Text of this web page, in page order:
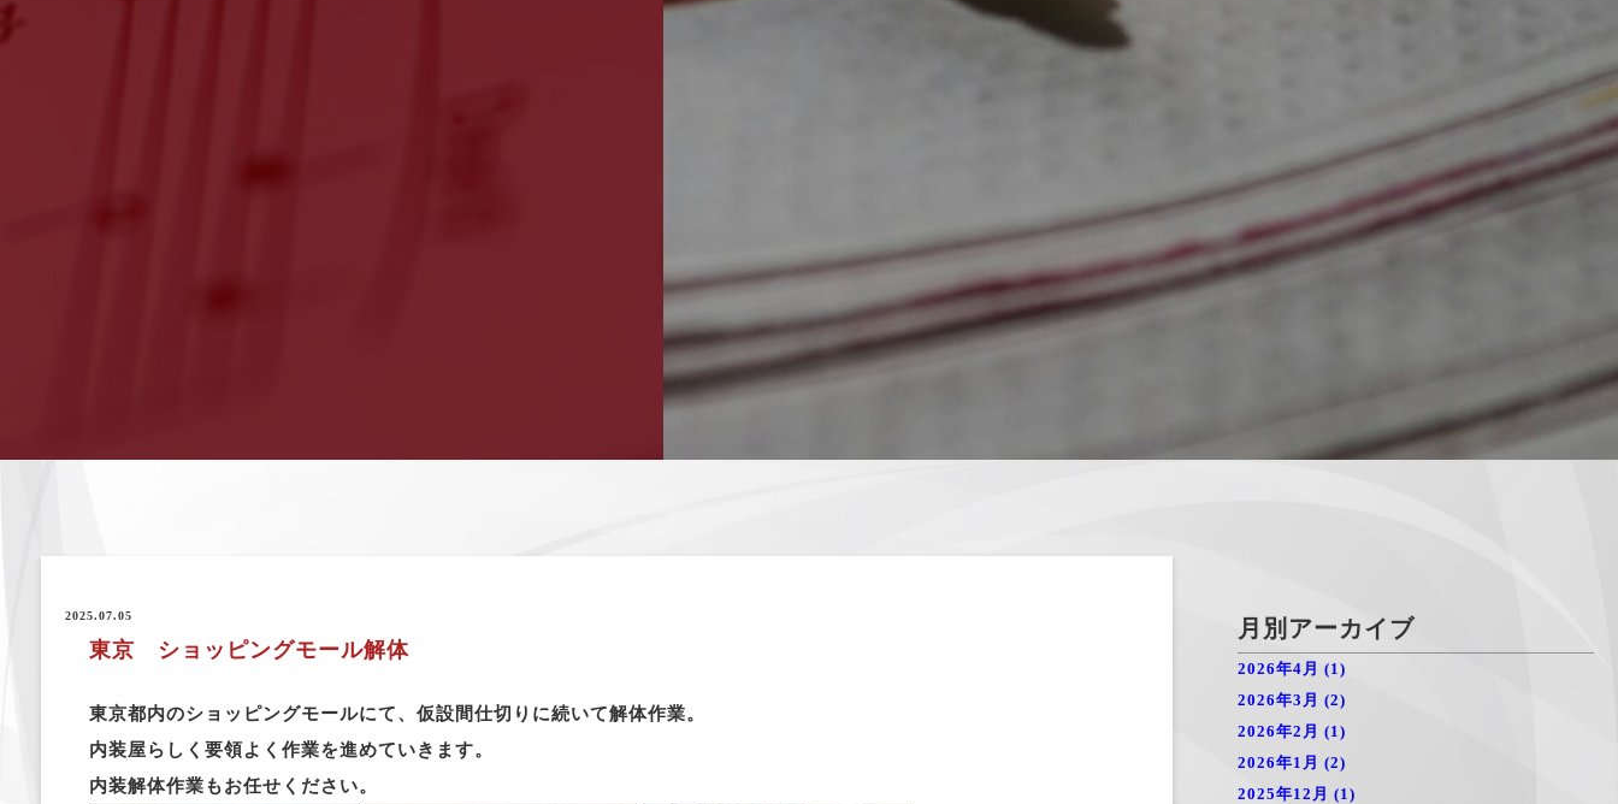
2025.07.05
東京 ショッピングモール解体
東京都内のショッピングモールにて、仮設間仕切りに続いて解体作業。
内装屋らしく要領よく作業を進めていきます。
内装解体作業もお任せください。
月別アーカイブ
2026年4月 (1)
2026年3月 (2)
2026年2月 (1)
2026年1月 (2)
2025年12月 (1)